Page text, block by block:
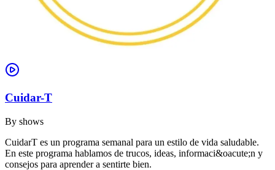
Cuidar-T
By shows
CuidarT es un programa semanal para un estilo de vida saludable.
En este programa hablamos de trucos, ideas, informaci&oacute;n y
consejos para aprender a sentirte bien.